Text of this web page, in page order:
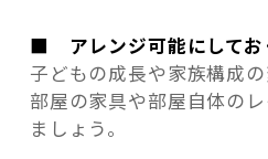
■ アレンジ可能にしてお
子どもの成長や家族構成
部屋の家具や部屋自体の
ましょう。